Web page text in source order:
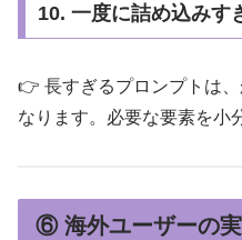
10. 一度に詰め込みす
👉 長すぎるプロンプトは
なります。必要な要素を小
⑥ 海外ユーザーの